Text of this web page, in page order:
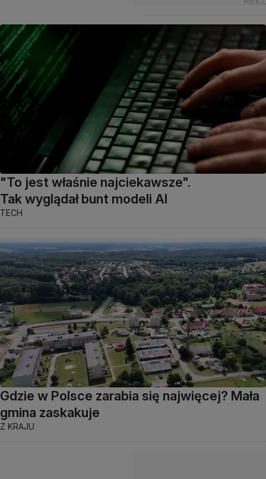
"To jest właśnie najciekawsze".
Tak wyglądał bunt modeli AI
TECH
Gdzie w Polsce zarabia się najwięcej? Mała
gmina zaskakuje
Z KRAJU